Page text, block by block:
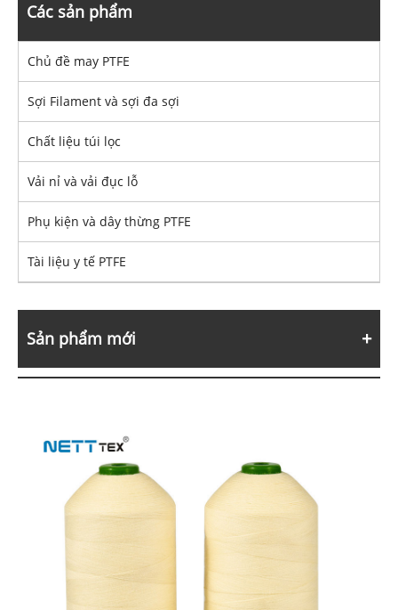
Các sản phẩm
Chủ đề may PTFE
Sợi Filament và sợi đa sợi
Chất liệu túi lọc
Vải nỉ và vải đục lỗ
Phụ kiện và dây thừng PTFE
Tài liệu y tế PTFE
Sản phẩm mới